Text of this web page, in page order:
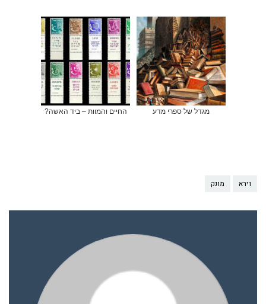
מגדל של ספרי מדע החיים והמוות – ביד האשה?
וירא מונק